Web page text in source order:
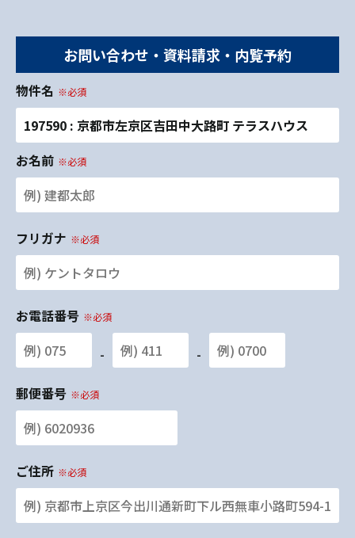
お問い合わせ・資料請求・内覧予約
物件名 ※必須
197590 : 京都市左京区吉田中大路町 テラスハウス
お名前 ※必須
フリガナ ※必須
お電話番号 ※必須
- -
郵便番号 ※必須
ご住所 ※必須